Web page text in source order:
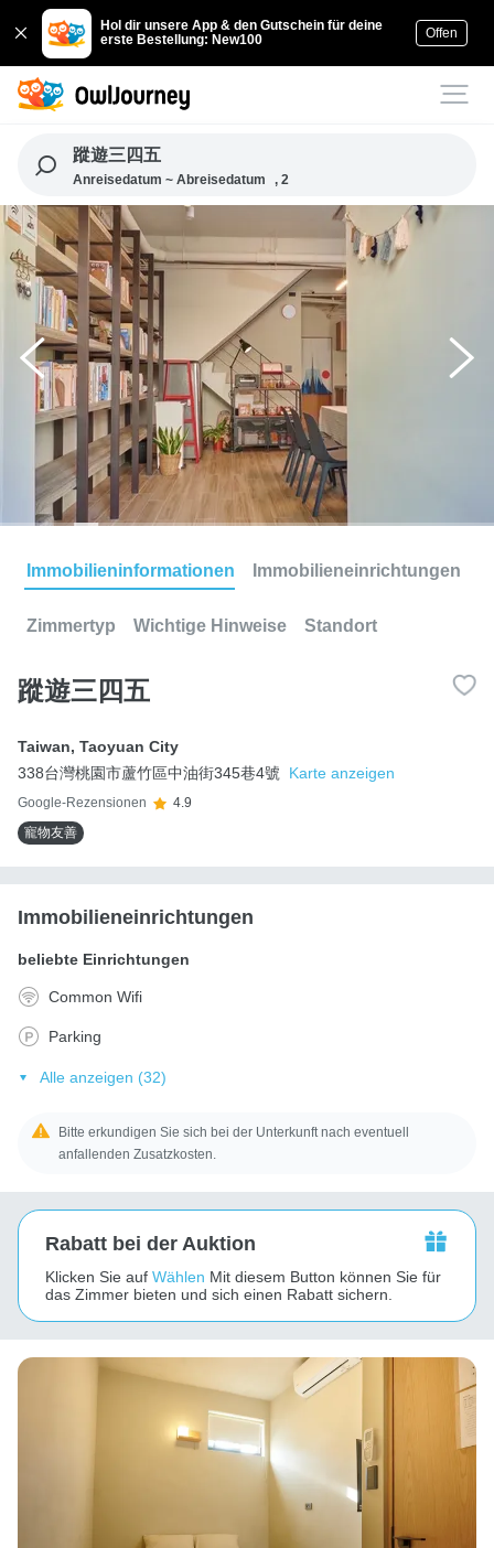
Hol dir unsere App & den Gutschein für deine
erste Bestellung: New100
Offen
蹤遊三四五
Anreisedatum ~ Abreisedatum , 2
Immobilieninformationen Immobilieneinrichtungen
Zimmertyp Wichtige Hinweise Standort
蹤遊三四五
Taiwan, Taoyuan City
338台灣桃園市蘆竹區中油街345巷4號
Karte anzeigen
Google-Rezensionen
4.9
寵物友善
Immobilieneinrichtungen
beliebte Einrichtungen
Common Wifi
Parking
Alle anzeigen (32)
Bitte erkundigen Sie sich bei der Unterkunft nach eventuell
anfallenden Zusatzkosten.
Rabatt bei der Auktion
Klicken Sie auf Wählen Mit diesem Button können Sie für
das Zimmer bieten und sich einen Rabatt sichern.